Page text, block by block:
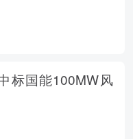
标国能100MW风